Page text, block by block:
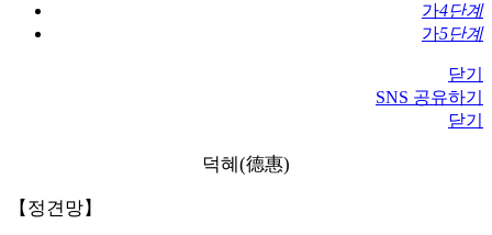
가4단계
가5단계
닫기
SNS 공유하기
닫기
덕혜(德惠)
【정견망】